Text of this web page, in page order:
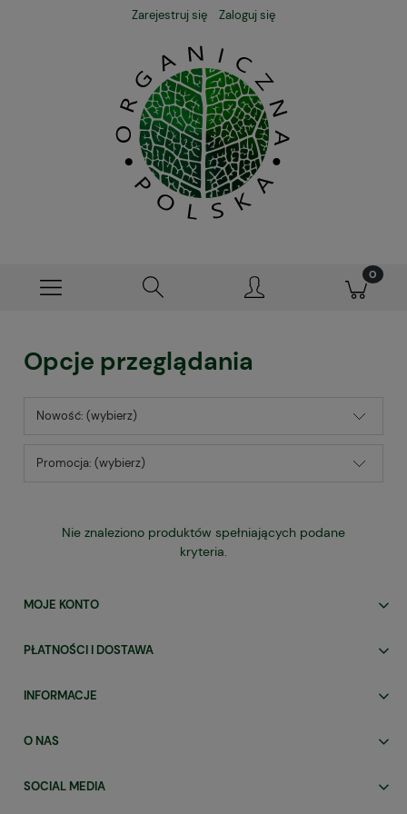
Zarejestruj się Zaloguj się
Opcje przeglądania
Nowość: (wybierz)
Promocja: (wybierz)
Nie znaleziono produktów spełniających podane
kryteria.
MOJE KONTO
PŁATNOŚCI I DOSTAWA
INFORMACJE
O NAS
SOCIAL MEDIA